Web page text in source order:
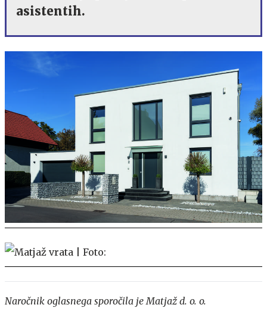
asistentih.
Naročnik oglasnega sporočila je Matjaž d. o. o.